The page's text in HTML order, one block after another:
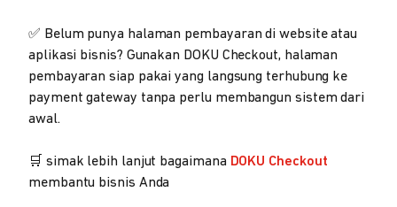
✅ Belum punya halaman pembayaran di website atau
aplikasi bisnis? Gunakan DOKU Checkout, halaman
pembayaran siap pakai yang langsung terhubung ke
payment gateway tanpa perlu membangun sistem dari
awal.
🛒 simak lebih lanjut bagaimana DOKU Checkout
membantu bisnis Anda